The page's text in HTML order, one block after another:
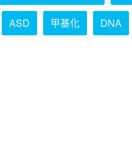
ASD 甲基化 DNA